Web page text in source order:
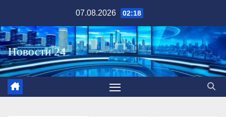
содержимому
07.08.2026 02:18